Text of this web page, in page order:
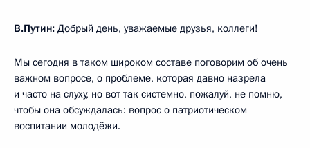
В.Путин: Добрый день, уважаемые друзья, коллеги!
Мы сегодня в таком широком составе поговорим об очень
важном вопросе, о проблеме, которая давно назрела
и часто на слуху, но вот так системно, пожалуй, не помню,
чтобы она обсуждалась: вопрос о патриотическом
воспитании молодёжи.